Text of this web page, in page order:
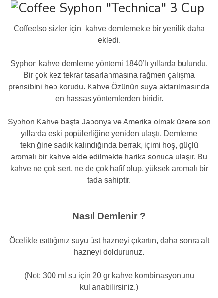
Coffeelso sizler için kahve demlemekte bir yenilik daha
ekledi.
Syphon kahve demleme yöntemi 1840’lı yıllarda bulundu.
Bir çok kez tekrar tasarlanmasına rağmen çalışma
prensibini hep korudu. Kahve Özünün suya aktarılmasında
en hassas yöntemlerden biridir.
Syphon Kahve başta Japonya ve Amerika olmak üzere son
yıllarda eski popülerliğine yeniden ulaştı. Demleme
tekniğine sadık kalındığında berrak, içimi hoş, güçlü
aromalı bir kahve elde edilmekte harika sonuca ulaşır. Bu
kahve ne çok sert, ne de çok hafif olup, yüksek aromalı bir
tada sahiptir.
Nasıl Demlenir ?
Öcelikle ısıttığınız suyu üst hazneyi çıkartın, daha sonra alt
hazneyi doldurunuz.
(Not: 300 ml su için 20 gr kahve kombinasyonunu
kullanabilirsiniz.)